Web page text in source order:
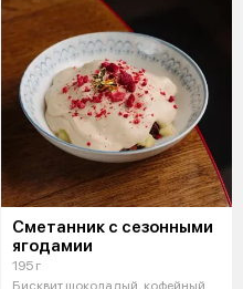
Сметанник с сезонными
ягодамии
195 г
Бисквит шоколадый, кофейный